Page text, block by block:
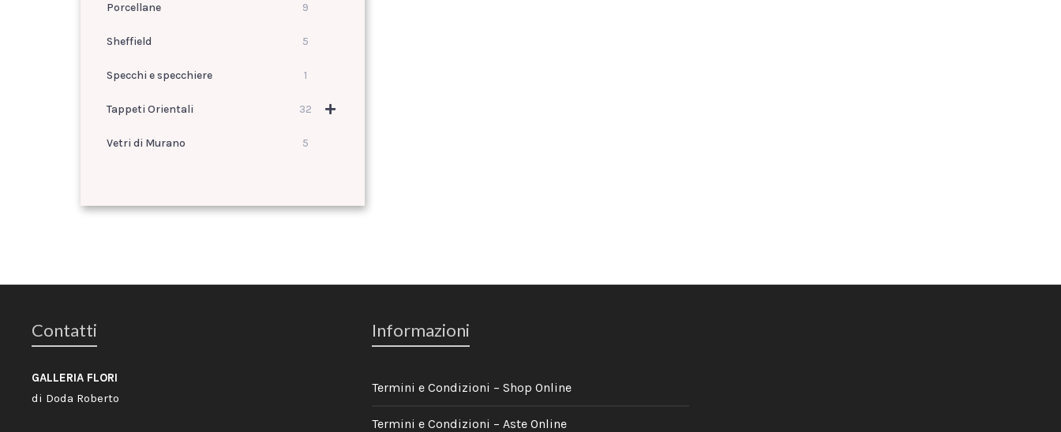
Porcellane 9
Sheffield 5
Specchi e specchiere 1
Tappeti Orientali 32
Vetri di Murano 5
Contatti
GALLERIA FLORI
di Doda Roberto
Informazioni
Termini e Condizioni – Shop Online
Termini e Condizioni – Aste Online